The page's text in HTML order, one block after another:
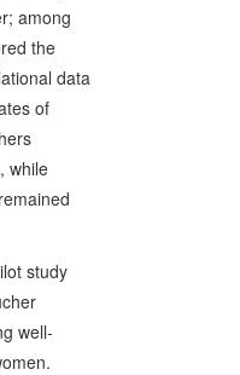
among
the
data
of
while
study
well-